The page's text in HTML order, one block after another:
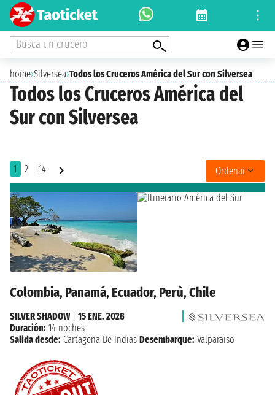
Busca un crucero
home›Silversea›Todos los Cruceros América del Sur con Silversea
Todos los Cruceros América del
Sur con Silversea
1 2 ..14 Ordenar
Colombia, Panamá, Ecuador, Perù, Chile
SILVER SHADOW| 15 ENE. 2028
Duración: 14 noches
Salida desde: Cartagena De Indias Desembarque: Valparaiso